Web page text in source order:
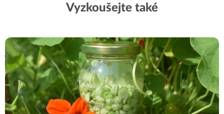
Vyzkoušejte také